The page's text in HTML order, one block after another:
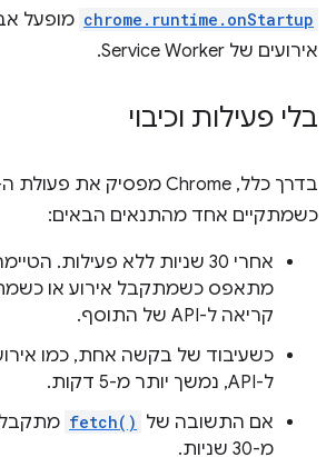
chrome.runtime.onStartup מופעל
אירועים של Service Worker.
בלי פעילות וכיבוי
כשמתקיים אחד מהתנאים הבאים:
אחרי 30 שניות ללא פעילות.
מתאפס כשמתקבל אירוע או
קריאה ל-API של התוסף.
כשעיבוד של בקשה אחת, כמו
ל-API, נמשך יותר מ-5 דקות.
אם התשובה של fetch()
מ-30 שניות.